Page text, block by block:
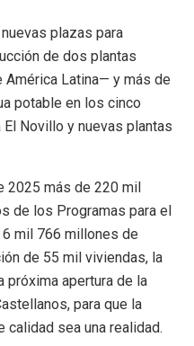
plazas para
de dos plantas
Latina— y más de
potable en los cinco
Novillo y nuevas plantas
2025 más de 220 mil
de los Programas para el
6 mil 766 millones de
de 55 mil viviendas, la
próxima apertura de la
para que la
calidad sea una realidad.